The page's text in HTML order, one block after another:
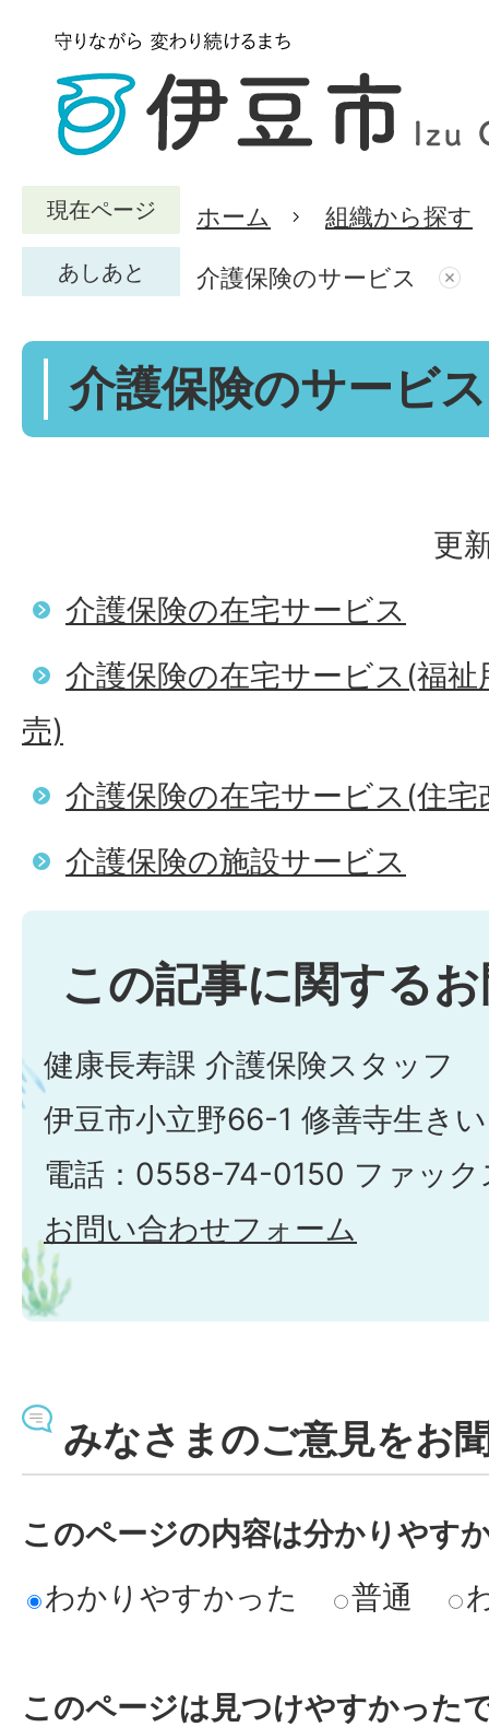
現在ページ ホーム 組織から探す
あしあと 介護保険のサービス
介護保険のサービス
更
介護保険の在宅サービス
介護保険の在宅サービス(福
売)
介護保険の在宅サービス(住宅
介護保険の施設サービス
この記事に関する
健康長寿課 介護保険スタッフ
伊豆市小立野66-1 修善寺生き
電話：0558-74-0150 ファッ
お問い合わせフォーム
みなさまのご意見をお
このページの内容は分かりやす
わかりやすかった
普通
このページは見つけやすかった